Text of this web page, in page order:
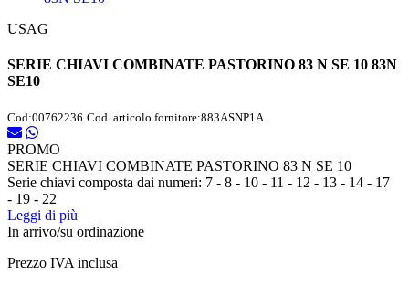
USAG
SERIE CHIAVI COMBINATE PASTORINO 83 N SE 10 83N
SE10
Cod:00762236 Cod. articolo fornitore:883ASNP1A
PROMO
SERIE CHIAVI COMBINATE PASTORINO 83 N SE 10
Serie chiavi composta dai numeri: 7 - 8 - 10 - 11 - 12 - 13 - 14 - 17
- 19 - 22
Leggi di più
In arrivo/su ordinazione
Prezzo IVA inclusa